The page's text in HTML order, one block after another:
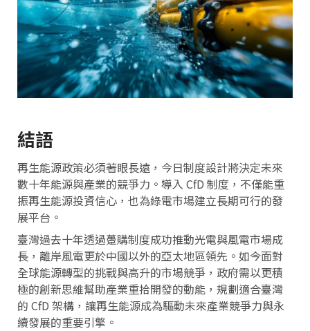
結語
再生能源政策必須著眼長遠，今日制度設計將決定未來
數十年能源與產業的競爭力。導入 CfD 制度，不僅能重
振再生能源投資信心，也為綠電市場建立長期可行的發
展平台。
臺灣過去十年透過躉購制度成功推動光電與風電市場成
長，離岸風電更於中國以外的亞太地區領先。如今面對
全球能源轉型的挑戰與高升的市場競爭，政府需以更積
極的創新思維幫助產業重拾開發的動能，規劃適合臺灣
的 CfD 架構，讓再生能源成為驅動未來產業競爭力與永
續發展的重要引擎。